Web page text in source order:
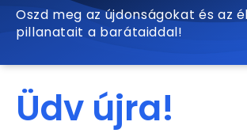
Oszd meg az újdonságokat és az
pillanatait a barátaiddal!
Üdv újra!